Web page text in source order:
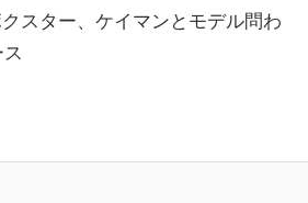
スター、ケイマンとモデル問わ